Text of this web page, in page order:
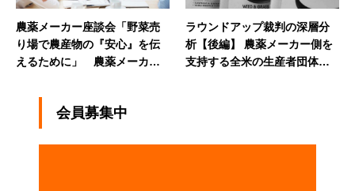
農薬メーカー座談会「野菜売
り場で農産物の『安心』を伝
えるために」 農薬メーカー
ラウンドアップ裁判の深層分
析【後編】 農薬メーカー側を
支持する全米の生産者団体と
会員募集中